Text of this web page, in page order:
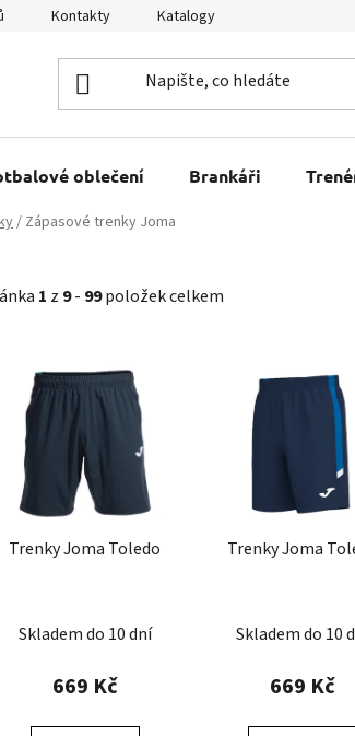
Kontakty Katalogy
oblečení Brankáři
/ Zápasové trenky Joma
1 z 9- 99položek celkem
Trenky Joma Toledo
Skladem do 10 dní
669 Kč
Trenky Joma
Skladem do 10
669 Kč